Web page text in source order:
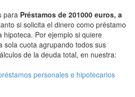
para Préstamos de 201000 euros, a
si solicita el dinero como préstamo
hipoteca. Por ejemplo si quiere
sola cuota agrupando todos sus
de la deuda total, en nuestra:
personales e hipotecarios